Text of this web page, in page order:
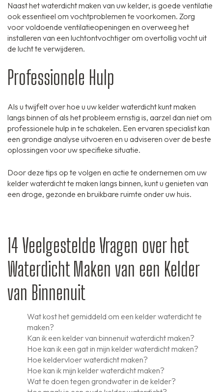
Naast het waterdicht maken van uw kelder, is goede ventilatie
ook essentieel om vochtproblemen te voorkomen. Zorg
voor voldoende ventilatieopeningen en overweeg het
installeren van een luchtontvochtiger om overtollig vocht uit
de lucht te verwijderen.
Professionele Hulp
Als u twijfelt over hoe u uw kelder waterdicht kunt maken
langs binnen of als het probleem ernstig is, aarzel dan niet om
professionele hulp in te schakelen. Een ervaren specialist kan
een grondige analyse uitvoeren en u adviseren over de beste
oplossingen voor uw specifieke situatie.
Door deze tips op te volgen en actie te ondernemen om uw
kelder waterdicht te maken langs binnen, kunt u genieten van
een droge, gezonde en bruikbare ruimte onder uw huis.
14 Veelgestelde Vragen over het
Waterdicht Maken van een Kelder
van Binnenuit
Wat kost het gemiddeld om een kelder waterdicht te
maken?
Kan ik een kelder van binnenuit waterdicht maken?
Hoe kan ik een gat in mijn kelder waterdicht maken?
Hoe keldervloer waterdicht maken?
Hoe kan ik mijn kelder waterdicht maken?
Wat te doen tegen grondwater in de kelder?